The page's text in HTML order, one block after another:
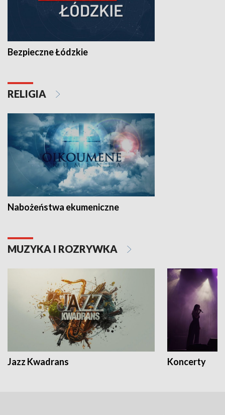
Bezpieczne Łódzkie
RELIGIA
Nabożeństwa ekumeniczne
MUZYKA I ROZRYWKA
Jazz Kwadrans Koncerty